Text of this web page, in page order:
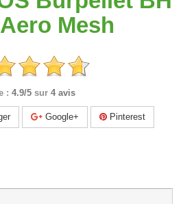
Mesh
: 4.9/5 sur 4 avis
Google+ Pinterest